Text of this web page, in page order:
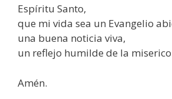
Espíritu Santo,
que mi vida sea un Evangelio
una buena noticia viva,
un reflejo humilde de la
Amén.